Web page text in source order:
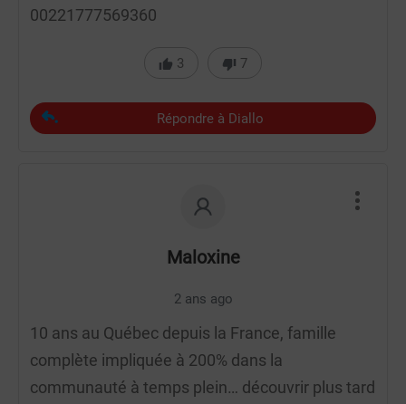
00221777569360
3 7
Répondre à Diallo
Maloxine
2 ans ago
10 ans au Québec depuis la France, famille
complète impliquée à 200% dans la
communauté à temps plein… découvrir plus tard